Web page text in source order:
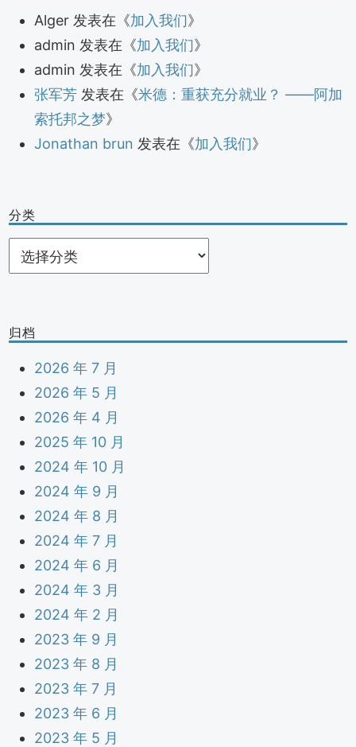
Alger 发表在《加入我们》
admin 发表在《加入我们》
admin 发表在《加入我们》
张军芳 发表在《米德：重获充分就业？ ——阿加
索托邦之梦》
Jonathan brun 发表在《加入我们》
分类
分
类
归档
2026 年 7 月
2026 年 5 月
2026 年 4 月
2025 年 10 月
2024 年 10 月
2024 年 9 月
2024 年 8 月
2024 年 7 月
2024 年 6 月
2024 年 3 月
2024 年 2 月
2023 年 9 月
2023 年 8 月
2023 年 7 月
2023 年 6 月
2023 年 5 月